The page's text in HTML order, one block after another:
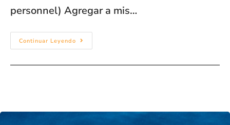
personnel) Agregar a mis…
Continuar Leyendo